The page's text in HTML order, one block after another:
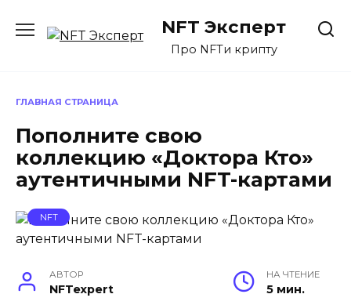
содержанию
NFT Эксперт
Про NFTи крипту
ГЛАВНАЯ СТРАНИЦА
Пополните свою
коллекцию «Доктора Кто»
аутентичными NFT-картами
NFT
АВТОР
NFTexpert
НА ЧТЕНИЕ
5 мин.